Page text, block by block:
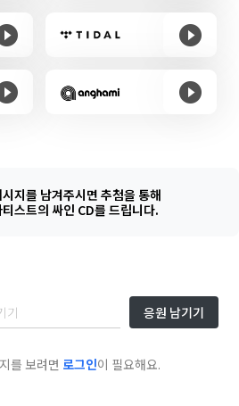
지를 남겨주시면 추첨을 통해
스트의 싸인 CD를 드립니다.
응원 남기기
를 보려면 로그인이 필요해요.